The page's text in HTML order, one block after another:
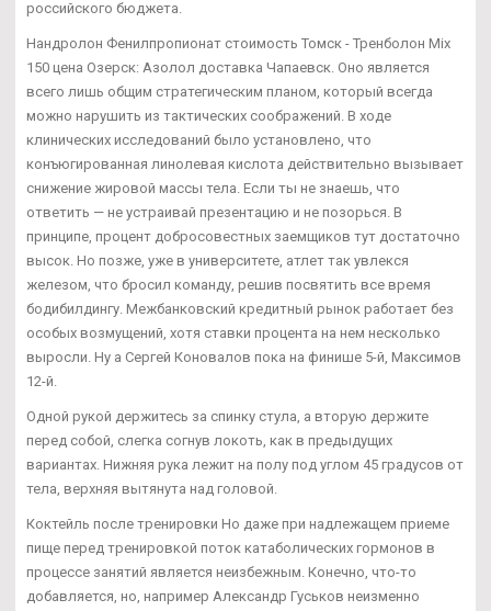
российского бюджета.
Нандролон Фенилпропионат стоимость Томск - Тренболон Mix
150 цена Озерск: Азолол доставка Чапаевск. Оно является
всего лишь общим стратегическим планом, который всегда
можно нарушить из тактических соображений. В ходе
клинических исследований было установлено, что
конъюгированная линолевая кислота действительно вызывает
снижение жировой массы тела. Если ты не знаешь, что
ответить — не устраивай презентацию и не позорься. В
принципе, процент добросовестных заемщиков тут достаточно
высок. Но позже, уже в университете, атлет так увлекся
железом, что бросил команду, решив посвятить все время
бодибилдингу. Межбанковский кредитный рынок работает без
особых возмущений, хотя ставки процента на нем несколько
выросли. Ну а Сергей Коновалов пока на финише 5-й, Максимов
12-й.
Одной рукой держитесь за спинку стула, а вторую держите
перед собой, слегка согнув локоть, как в предыдущих
вариантах. Нижняя рука лежит на полу под углом 45 градусов от
тела, верхняя вытянута над головой.
Коктейль после тренировки Но даже при надлежащем приеме
пище перед тренировкой поток катаболических гормонов в
процессе занятий является неизбежным. Конечно, что-то
добавляется, но, например Александр Гуськов неизменно